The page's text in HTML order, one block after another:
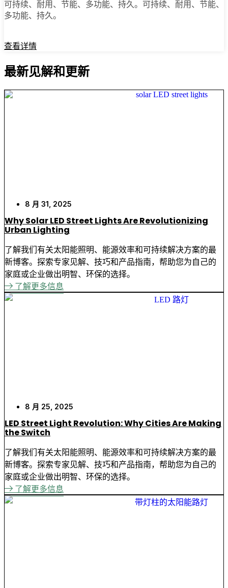
可持续、耐用、节能、多功能、持久。可持续、耐用、节能、
多功能、持久。
查看详情
最新见解和更新
8 月 31, 2025
Why Solar LED Street Lights Are Revolutionizing
Urban Lighting
了解我们有关太阳能照明、能源效率和可持续解决方案的最
新博客。探索专家见解、技巧和产品指南，帮助您为自己的
家庭或企业做出明智、环保的选择。
了解更多信息
8 月 25, 2025
LED Street Light Revolution: Why Cities Are Making
the Switch
了解我们有关太阳能照明、能源效率和可持续解决方案的最
新博客。探索专家见解、技巧和产品指南，帮助您为自己的
家庭或企业做出明智、环保的选择。
了解更多信息